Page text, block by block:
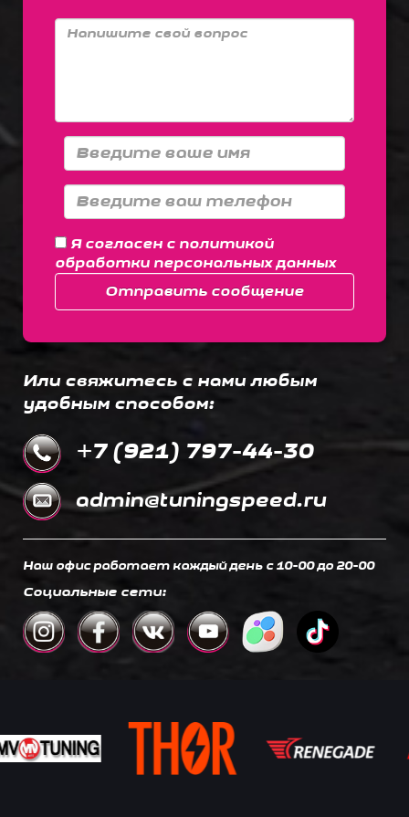
Я согласен с политикой
обработки персональных данных
Отправить сообщение
Или свяжитесь с нами любым
удобным способом:
+7 (921) 797-44-30
admin@tuningspeed.ru
Наш офис работает каждый день c 10-00 до 20-00
Социальные сети: